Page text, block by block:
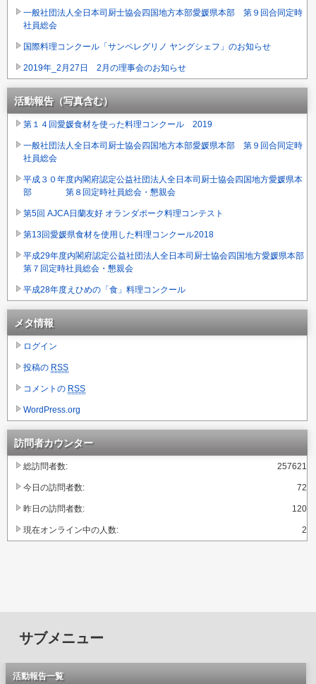
一般社団法人全日本司厨士協会四国地方本部愛媛県本部 第９回合同定時
社員総会
国際料理コンクール「サンペレグリノ ヤングシェフ」のお知らせ
2019年_2月27日 2月の理事会のお知らせ
活動報告（写真含む）
第１４回愛媛食材を使った料理コンクール 2019
一般社団法人全日本司厨士協会四国地方本部愛媛県本部 第９回合同定時
社員総会
平成３０年度内閣府認定公益社団法人全日本司厨士協会四国地方愛媛県本
部 第８回定時社員総会・懇親会
第5回 AJCA日蘭友好 オランダポーク料理コンテスト
第13回愛媛県食材を使用した料理コンクール2018
平成29年度内閣府認定公益社団法人全日本司厨士協会四国地方愛媛県本部
第７回定時社員総会・懇親会
平成28年度えひめの「食」料理コンクール
メタ情報
ログイン
投稿の RSS
コメントの RSS
WordPress.org
訪問者カウンター
257621
総訪問者数:
72
今日の訪問者数:
120
昨日の訪問者数:
2
現在オンライン中の人数:
サブメニュー
活動報告一覧